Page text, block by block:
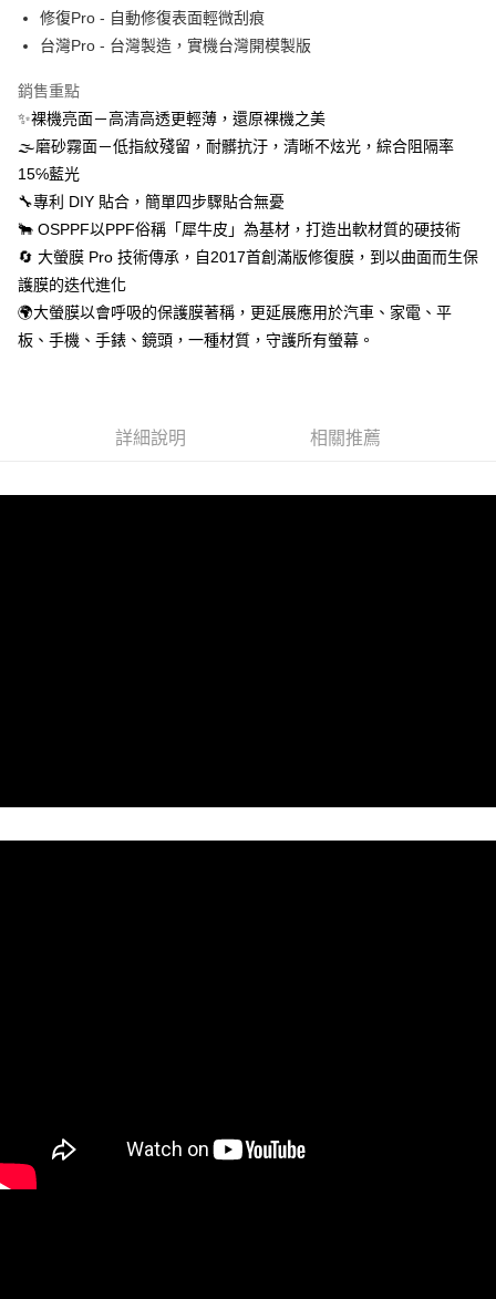
修復Pro - 自動修復表面輕微刮痕
台灣Pro - 台灣製造，實機台灣開模製版
銷售重點
✨裸機亮面－高清高透更輕薄，還原裸機之美
🌫磨砂霧面－低指紋殘留，耐髒抗汙，清晰不炫光，綜合阻隔率
15℅藍光
🔧專利 DIY 貼合，簡單四步驟貼合無憂
🐂 OSPPF以PPF俗稱「犀牛皮」為基材，打造出軟材質的硬技術
🔄 大螢膜 Pro 技術傳承，自2017首創滿版修復膜，到以曲面而生保
護膜的迭代進化
🌍大螢膜以會呼吸的保護膜著稱，更延展應用於汽車、家電、平
板、手機、手錶、鏡頭，一種材質，守護所有螢幕。
詳細說明 相關推薦